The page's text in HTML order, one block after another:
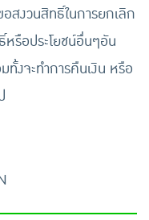
สงวนสิทธิ์ในการยกเลิก
รือประโยชน์อื่นๆอัน
งจะทำการคืนเงิน หรือ